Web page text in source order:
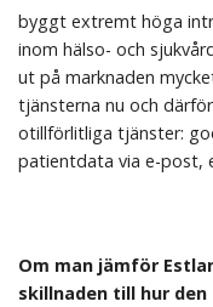
byggt extremt höga
inom hälso- och
ut på marknaden
tjänsterna nu och
otillförlitliga tjänster:
patientdata via e-post,
Om man jämför
skillnaden till hur